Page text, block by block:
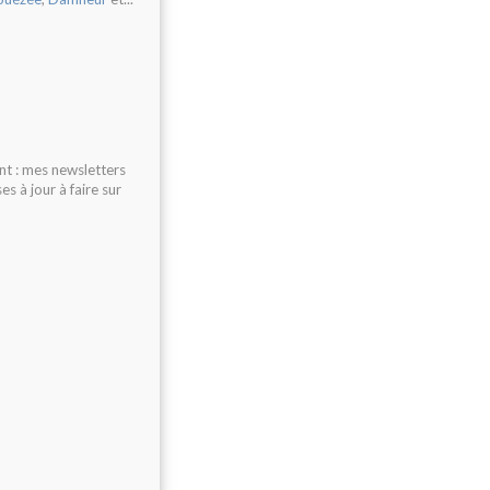
: mes newsletters
à jour à faire sur